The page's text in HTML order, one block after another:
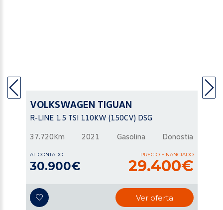
VOLKSWAGEN TIGUAN
R-LINE 1.5 TSI 110KW (150CV) DSG
37.720Km 2021 Gasolina Donostia
AL CONTADO
30.900€
PRECIO FINANCIADO
29.400€
Ver oferta